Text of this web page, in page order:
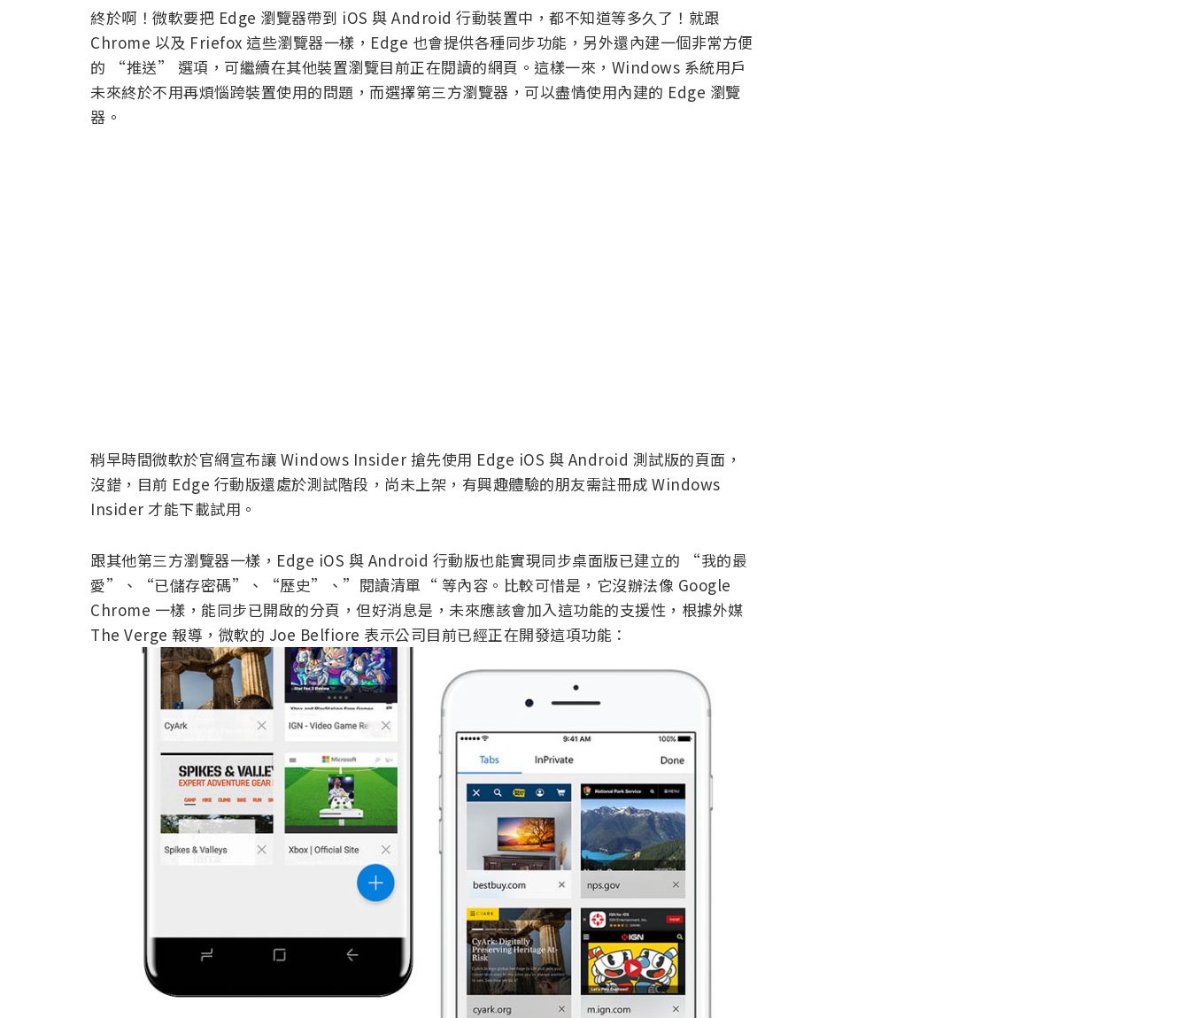
終於啊！微軟要把 Edge 瀏覽器帶到 iOS 與 Android 行動裝置中，都不知道等多久了！就跟
Chrome 以及 Friefox 這些瀏覽器一樣，Edge 也會提供各種同步功能，另外還內建一個非常方便
的 “推送” 選項，可繼續在其他裝置瀏覽目前正在閱讀的網頁。這樣一來，Windows 系統用戶
未來終於不用再煩惱跨裝置使用的問題，而選擇第三方瀏覽器，可以盡情使用內建的 Edge 瀏覽
器。
稍早時間微軟於官網宣布讓 Windows Insider 搶先使用 Edge iOS 與 Android 測試版的頁面，
沒錯，目前 Edge 行動版還處於測試階段，尚未上架，有興趣體驗的朋友需註冊成 Windows
Insider 才能下載試用。
跟其他第三方瀏覽器一樣，Edge iOS 與 Android 行動版也能實現同步桌面版已建立的 “我的最
愛”、“已儲存密碼”、“歷史”、”閱讀清單“ 等內容。比較可惜是，它沒辦法像 Google
Chrome 一樣，能同步已開啟的分頁，但好消息是，未來應該會加入這功能的支援性，根據外媒
The Verge 報導，微軟的 Joe Belfiore 表示公司目前已經正在開發這項功能：